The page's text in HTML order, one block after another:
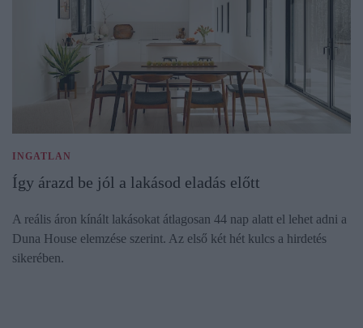
INGATLAN
Így árazd be jól a lakásod eladás előtt
A reális áron kínált lakásokat átlagosan 44 nap alatt el lehet adni a
Duna House elemzése szerint. Az első két hét kulcs a hirdetés
sikerében.